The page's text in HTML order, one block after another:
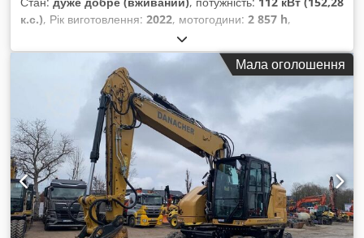
к.с.), Рік виготовлення: 2022, мотогодини: 2 857 h,
, CATERPILLAR M319-07B Рік
випуску: 2022 Напрацювання: 2 857 год. Закрита кабіна
Кондиціонер Радіо Камера заднього та бічного огляду
Codpfxoyin Dbe Ahijrf Трьохсекційна рукоять Стержень:
2,50 м Повна гідролінія (під молот, грейфер, ножиці)
Швидкознімний адаптер OQ70/55 1 ківш Централізована
система змащування Розмір шин: 10.00-20, знос приблизно
30% залишок Опорний щит Двигун потужністю 129 кВт CE
Робоча маса: 19 т
Мала оголошення